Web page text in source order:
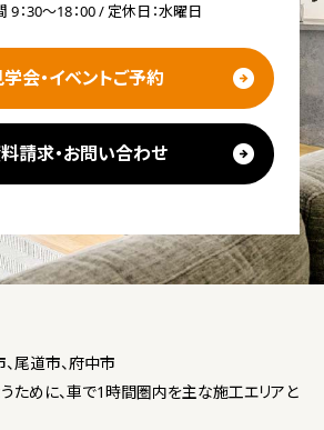
9：30～18：00 / 定休日：水曜日
会・イベントご予約
請求・お問い合わせ
尾道市、府中市
ために、車で1時間圏内を主な施工エリアと